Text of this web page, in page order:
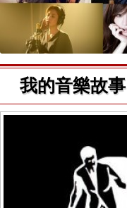
我的音樂故事